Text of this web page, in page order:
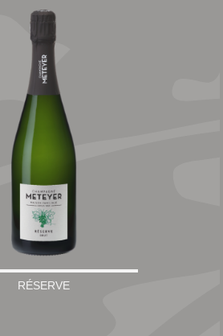
RÉSERVE